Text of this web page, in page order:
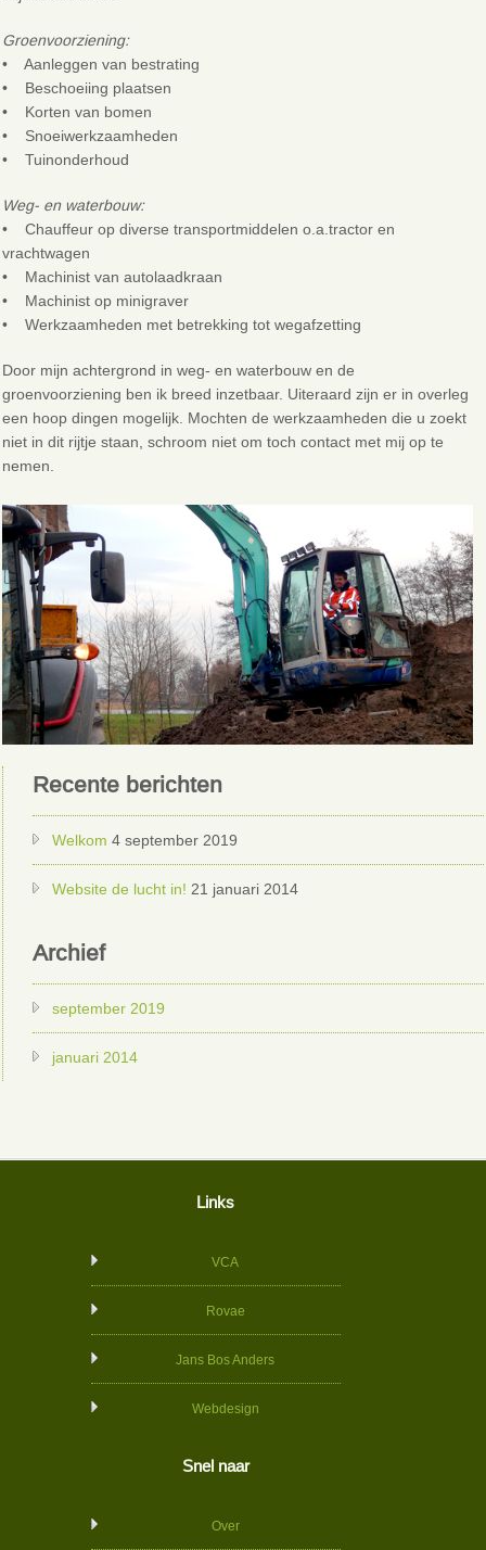
Groenvoorziening:
• Aanleggen van bestrating
• Beschoeiing plaatsen
• Korten van bomen
• Snoeiwerkzaamheden
• Tuinonderhoud
Weg- en waterbouw:
• Chauffeur op diverse transportmiddelen o.a.tractor en
vrachtwagen
• Machinist van autolaadkraan
• Machinist op minigraver
• Werkzaamheden met betrekking tot wegafzetting
Door mijn achtergrond in weg- en waterbouw en de
groenvoorziening ben ik breed inzetbaar. Uiteraard zijn er in overleg
een hoop dingen mogelijk. Mochten de werkzaamheden die u zoekt
niet in dit rijtje staan, schroom niet om toch contact met mij op te
nemen.
Recente berichten
Welkom 4 september 2019
Website de lucht in! 21 januari 2014
Archief
september 2019
januari 2014
Links
VCA
Rovae
Jans Bos Anders
Webdesign
Snel naar
Over